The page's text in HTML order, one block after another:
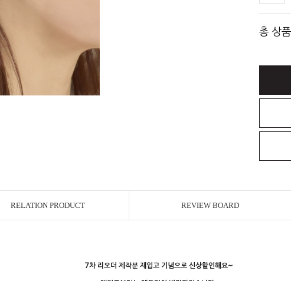
총 상
RELATION PRODUCT REVIEW BOARD
7차 리오더 제작분 재입고 기념으로 신상할인해요~